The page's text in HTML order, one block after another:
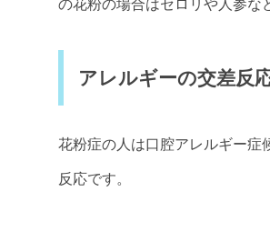
の花粉の場合はセロリや人参な
アレルギーの交差反
花粉症の人は口腔アレルギー症
反応です。